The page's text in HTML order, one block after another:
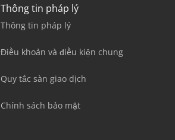
Thông tin pháp lý
Thông tin pháp lý
Điều khoản và điều kiện chung
Quy tắc sàn giao dịch
Chính sách bảo mật